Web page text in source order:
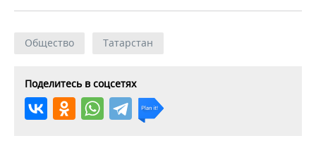
Общество Татарстан
Поделитесь в соцсетях